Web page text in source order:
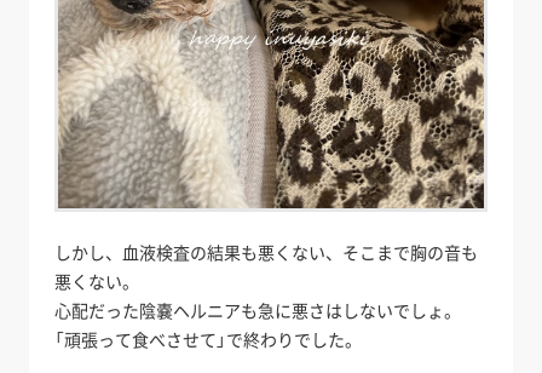
しかし、血液検査の結果も悪くない、そこまで胸の音も
悪くない。
心配だった陰嚢ヘルニアも急に悪さはしないでしょ。
「頑張って食べさせて」で終わりでした。